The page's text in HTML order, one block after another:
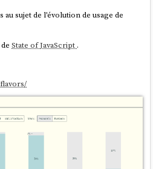
au sujet de l'évolution de usage de
deState of JavaScript .